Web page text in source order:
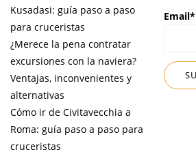
Kusadasi: guía paso a paso
para cruceristas
¿Merece la pena contratar
excursiones con la naviera?
Ventajas, inconvenientes y
alternativas
Cómo ir de Civitavecchia a
Roma: guía paso a paso para
cruceristas
Email*